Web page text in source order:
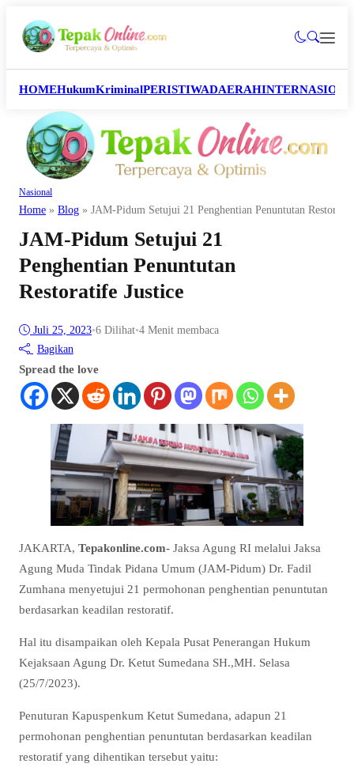
HOMEHukumKriminalPERISTIWADAERAH
Nasional
Home » Blog » JAM-Pidum Setujui 21 Penghentian Penuntutan
JAM-Pidum Setujui 21
Penghentian Penuntutan
Restoratife Justice
Juli 25, 2023•6 Dilihat•4 Menit membaca
Bagikan
Spread the love
JAKARTA, Tepakonline.com- Jaksa Agung RI melalui Jaksa
Agung Muda Tindak Pidana Umum (JAM-Pidum) Dr. Fadil
Zumhana menyetujui 21 permohonan penghentian penuntutan
berdasarkan keadilan restoratif.
Hal itu disampaikan oleh Kepala Pusat Penerangan Hukum
Kejaksaan Agung Dr. Ketut Sumedana SH.,MH. Selasa
(25/7/2023).
Penuturan Kapuspenkum Ketut Sumedana, adapun 21
permohonan penghentian penuntutan berdasarkan keadilan
restoratif yang dihentikan tersebut yaitu: